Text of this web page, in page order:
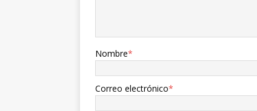
Nombre*
Correo electrónico*